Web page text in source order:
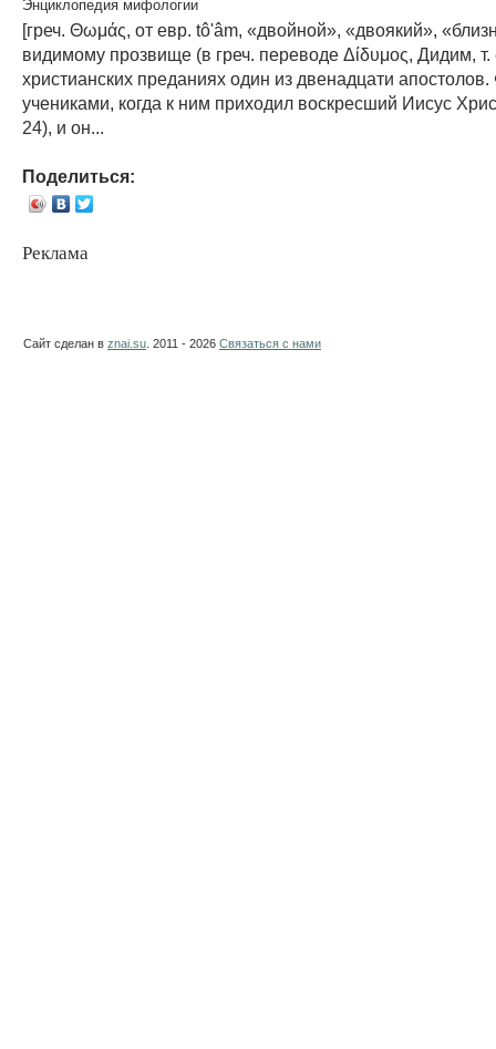
Энциклопедия мифологии
[греч. Θωμάς, от евр. tô'âm, «двойной», «двоякий»,
видимому прозвище (в греч. переводе Δίδυμος, Дидим, т.
христианских преданиях один из двенадцати
учениками, когда к ним приходил воскресший Иисус
24), и он...
Поделиться:
Реклама
Сайт сделан в znai.su . 2011 - 2026 Связаться с нами